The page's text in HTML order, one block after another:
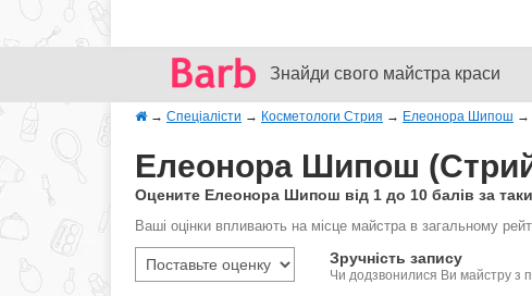
Знайди свого майстра краси
→ Спеціалісти → Косметологи Стрия → Елеонора Шипош →
Елеонора Шипош
Оцените Елеонора Шипош від 1 до 10 балів за
Ваші оцінки впливають на місце майстра в загальному
Зручність запису
Чи додзвонилися Ви майстру з